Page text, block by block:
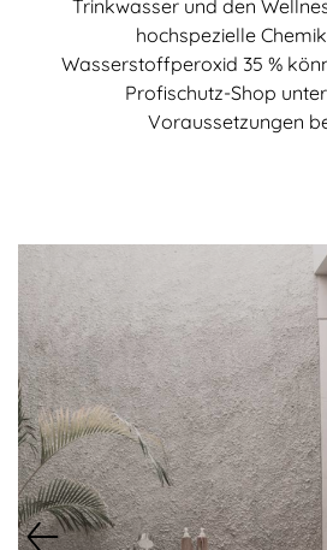
Trinkwasser und den
hochspezielle
Wasserstoffperoxid 35 %
Profischutz-Shop
Voraussetzungen